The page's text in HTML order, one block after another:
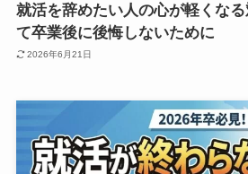
就活を辞めたい人の心が軽くな
て卒業後に後悔しないために
2026年6月21日